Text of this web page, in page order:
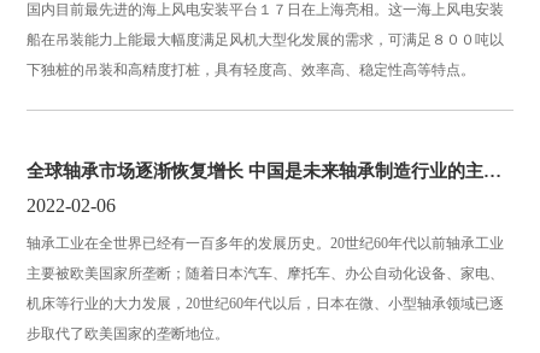
国内目前最先进的海上风电安装平台１７日在上海亮相。这一海上风电安装
船在吊装能力上能最大幅度满足风机大型化发展的需求，可满足８００吨以
下独桩的吊装和高精度打桩，具有轻度高、效率高、稳定性高等特点。
全球轴承市场逐渐恢复增长 中国是未来轴承制造行业的主要市场
2022-02-06
轴承工业在全世界已经有一百多年的发展历史。20世纪60年代以前轴承工业
主要被欧美国家所垄断；随着日本汽车、摩托车、办公自动化设备、家电、
机床等行业的大力发展，20世纪60年代以后，日本在微、小型轴承领域已逐
步取代了欧美国家的垄断地位。